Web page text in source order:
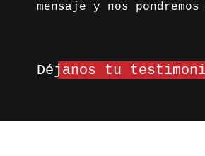
mensaje y nos
Déjanos tu